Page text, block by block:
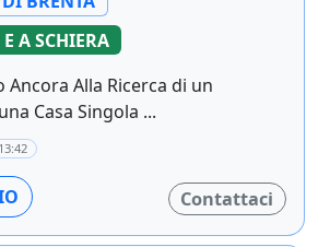
A SCHIERA
Alla Ricerca di un
Casa Singola ...
Contattaci